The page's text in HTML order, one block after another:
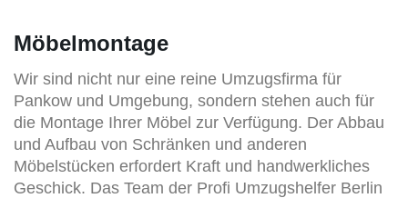
Möbelmontage
Wir sind nicht nur eine reine Umzugsfirma für
Pankow und Umgebung, sondern stehen auch für
die Montage Ihrer Möbel zur Verfügung. Der Abbau
und Aufbau von Schränken und anderen
Möbelstücken erfordert Kraft und handwerkliches
Geschick. Das Team der Profi Umzugshelfer Berlin